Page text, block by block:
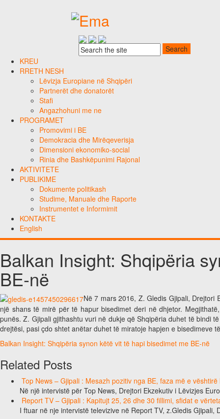
KREU
RRETH NESH
Lëvizja Europiane në Shqipëri
Partnerët dhe donatorët
Stafi
Angazhohuni me ne
PROGRAMET
Promovimi i BE
Demokracia dhe Mirëqeverisja
Dimensioni ekonomiko-social
Rinia dhe Bashkëpunimi Rajonal
AKTIVITETE
PUBLIKIME
Dokumente politikash
Studime, Manuale dhe Raporte
Instrumentet e Informimit
KONTAKTE
English
Balkan Insight: Shqipëria
BE-në
Në 7 mars 2016, Z. Gledis Gjipali, Drejtori
një shans të mirë për të hapur bisedimet deri në dhjetor.
punës. Z. Gjipali gjithashtu vuri në dukje që Shqipëria duhet të bindi
drejtësi, pasi çdo shtet anëtar duhet të miratoje hapjen e bisedimeve
Balkan Insight: Shqipëria synon këtë vit të hapi bisedimet me BE-në
Related Posts
Top News – Gjipali : Mesazh pozitiv nga BE, faza më e
Në një intervistë për Top News, Drejtori Ekzekutiv i Lëvizjes
Report TV – Gjipali : Kapitujt 25, 26 dhe 30 fillimi, sfidat e
I ftuar në nje intervistë televizive në Report TV, z.Gledis Gjipali,